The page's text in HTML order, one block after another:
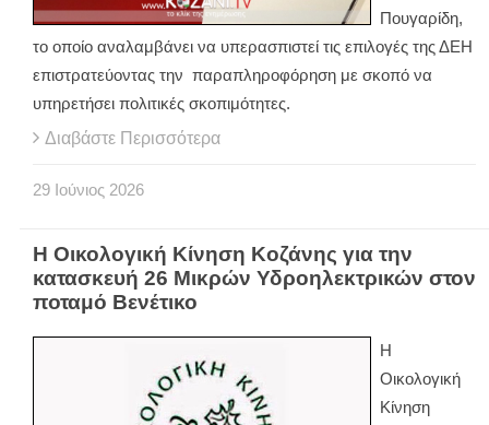
Πουγαρίδη,
το οποίο αναλαμβάνει να υπερασπιστεί τις επιλογές της ΔΕΗ
επιστρατεύοντας την παραπληροφόρηση με σκοπό να
υπηρετήσει πολιτικές σκοπιμότητες.
Διαβάστε Περισσότερα
29 Ιούνιος 2026
Η Οικολογική Κίνηση Κοζάνης για την
κατασκευή 26 Μικρών Υδροηλεκτρικών στον
ποταμό Βενέτικο
Η
Οικολογική
Κίνηση